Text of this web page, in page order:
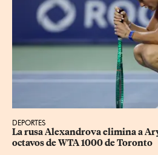
DEPORTES
La rusa Alexandrova elimina a
octavos de WTA 1000 de Toronto